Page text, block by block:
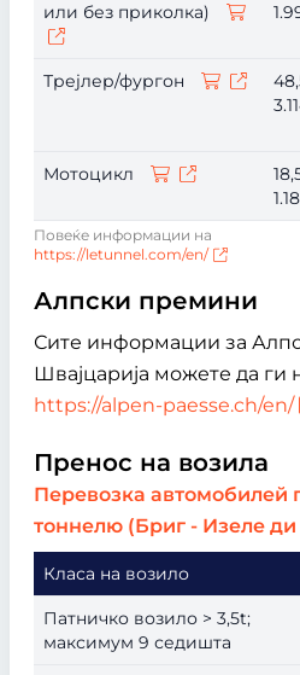
Повеќе информации на
https://letunnel.com/en/
или без приколка)
Трејлер/фургон
Мотоцикл
Алпски премини
Сите информации за
Швајцарија можете да ги
https://alpen-paesse.ch/en/
Пренос на возила
Перевозка автомобилей
тоннелю (Бриг - Изеле ди
Класа на возило
Патничко возило > 3,5t;
максимум 9 седишта